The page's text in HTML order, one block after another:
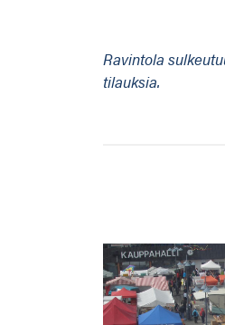
Ravintola
tilauksia.